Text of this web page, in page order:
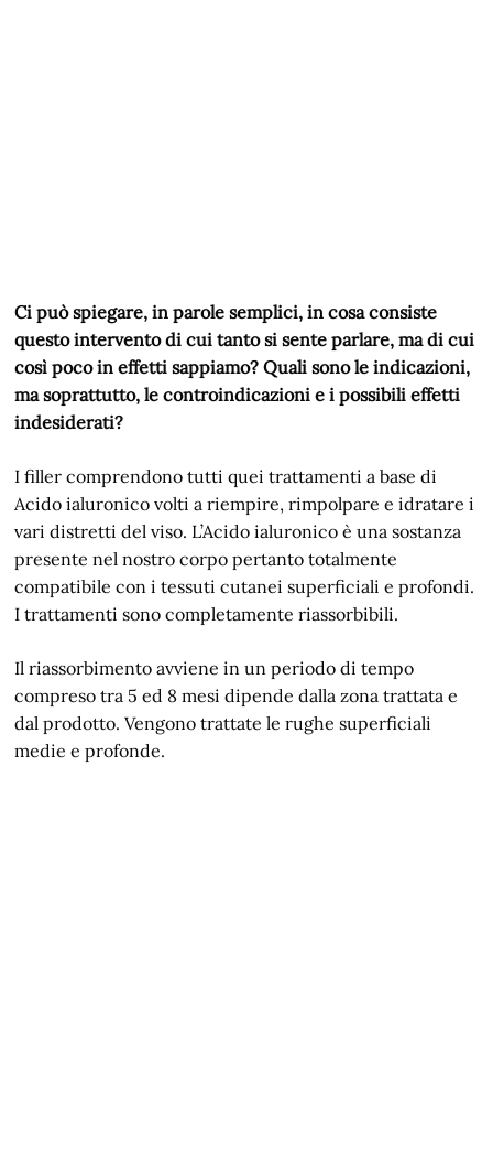
Ci può spiegare, in parole semplici, in cosa consiste
questo intervento di cui tanto si sente parlare, ma di cui
così poco in effetti sappiamo? Quali sono le indicazioni,
ma soprattutto, le controindicazioni e i possibili effetti
indesiderati?
I filler comprendono tutti quei trattamenti a base di
Acido ialuronico volti a riempire, rimpolpare e idratare i
vari distretti del viso. L’Acido ialuronico è una sostanza
presente nel nostro corpo pertanto totalmente
compatibile con i tessuti cutanei superficiali e profondi.
I trattamenti sono completamente riassorbibili.
Il riassorbimento avviene in un periodo di tempo
compreso tra 5 ed 8 mesi dipende dalla zona trattata e
dal prodotto. Vengono trattate le rughe superficiali
medie e profonde.